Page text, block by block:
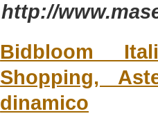
http://
Bidbloom
Shopping,
dinamico